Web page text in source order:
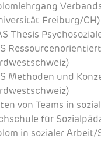
Freiburg/CH)
Thesis
Methoden und
von Teams in
für
in sozialer Arbeit/